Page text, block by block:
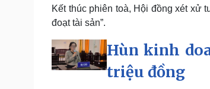
Kết thúc phiên toà, Hội đồng xét xử
đoạt tài sản”.
Hùn kinh
triệu đồng